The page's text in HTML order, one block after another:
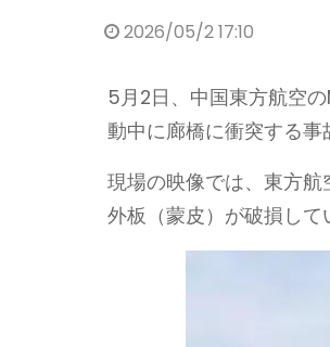
2026/05/2 17:10
5月2日、中国東方航空
動中に廊橋に衝突する事
現場の映像では、東方
外板（蒙皮）が破損して